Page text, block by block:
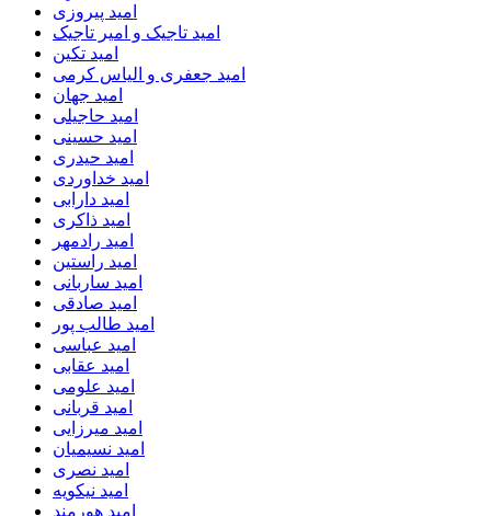
امید پیروزی
امید تاجیک و امیر تاجیک
امید تکین
امید جعفری و الیاس کرمی
امید جهان
امید حاجیلی
امید حسینی
امید حیدری
امید خداوردی
امید دارابی
امید ذاکری
امید رادمهر
امید راستین
امید ساربانی
امید صادقی
امید طالب پور
امید عباسی
امید عقابی
امید علومی
امید قربانی
امید میرزایی
امید نسیمیان
امید نصری
امید نیکویه
امید هورمند